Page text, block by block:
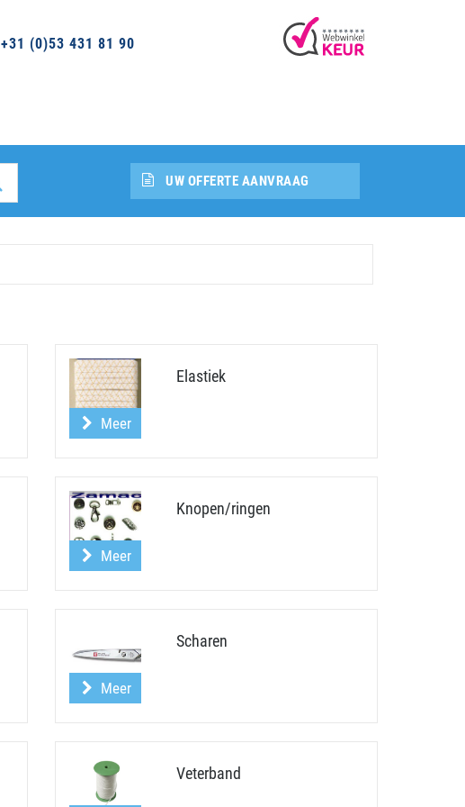
+31 (0)53 431 81 90
UW OFFERTE AANVRAAG
Meer
Elastiek
Meer
Knopen/ringen
Meer
Scharen
Veterband